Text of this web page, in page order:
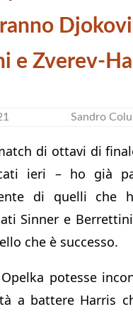
e Zverev-
Sandro
di ottavi di
ieri – ho già
di quelli che
Sinner e
che è successo.
potesse
a battere Harris